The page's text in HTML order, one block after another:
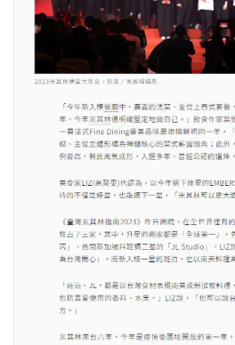
合作與代言
訂閱電子報